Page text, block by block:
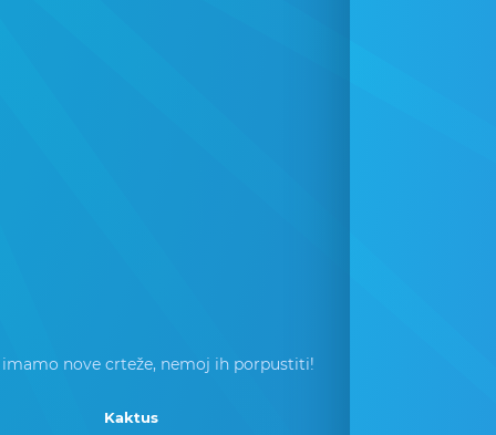
imamo nove crteže, nemoj ih porpustiti!
Kaktus